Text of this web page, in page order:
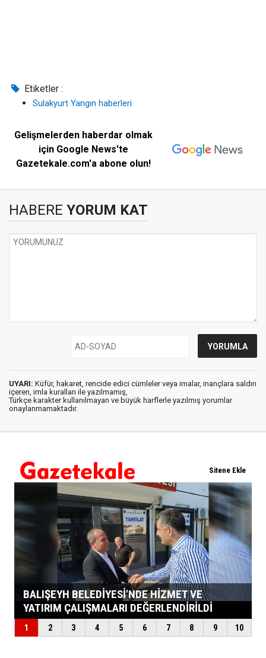
Etiketler :
Sulakyurt Yangın haberleri
Gelişmelerden haberdar olmak
için Google News'te
Gazetekale.com'a abone olun!
HABERE YORUM KAT
UYARI: Küfür, hakaret, rencide edici cümleler veya imalar, inançlara saldırı
içeren, imla kuralları ile yazılmamış,
Türkçe karakter kullanılmayan ve büyük harflerle yazılmış yorumlar
onaylanmamaktadır.